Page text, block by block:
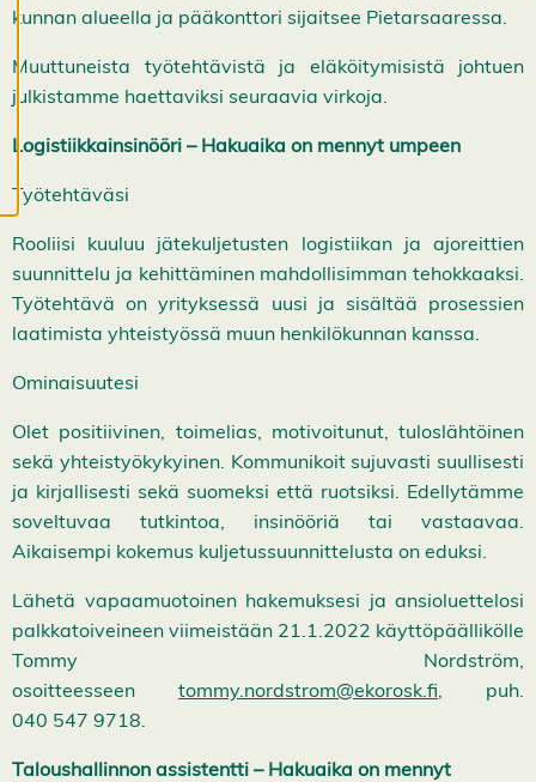
kunnan alueella ja pääkonttori sijaitsee Pietarsaaressa.
Muuttuneista työtehtävistä ja eläköitymisistä johtuen
julkistamme haettaviksi seuraavia virkoja.
Logistiikkainsinööri – Hakuaika on mennyt umpeen
Työtehtäväsi
Rooliisi kuuluu jätekuljetusten logistiikan ja ajoreittien
suunnittelu ja kehittäminen mahdollisimman tehokkaaksi.
Työtehtävä on yrityksessä uusi ja sisältää prosessien
laatimista yhteistyössä muun henkilökunnan kanssa.
Ominaisuutesi
Olet positiivinen, toimelias, motivoitunut, tuloslähtöinen
sekä yhteistyökykyinen. Kommunikoit sujuvasti suullisesti
ja kirjallisesti sekä suomeksi että ruotsiksi. Edellytämme
soveltuvaa tutkintoa, insinööriä tai vastaavaa.
Aikaisempi kokemus kuljetussuunnittelusta on eduksi.
Lähetä vapaamuotoinen hakemuksesi ja ansioluettelosi
palkkatoiveineen viimeistään 21.1.2022 käyttöpäällikölle
Tommy Nordström,
osoitteesseen tommy.nordstrom@ekorosk.fi, puh.
040 547 9718.
Taloushallinnon assistentti – Hakuaika on mennyt